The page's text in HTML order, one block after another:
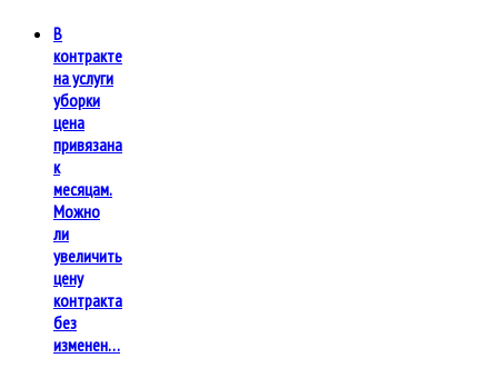
В
контракте
на услуги
уборки
цена
привязана
к
месяцам.
Можно
ли
увеличить
цену
контракта
без
изменен…